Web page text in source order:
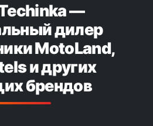
—
дилер
MotoLand,
и других
брендов